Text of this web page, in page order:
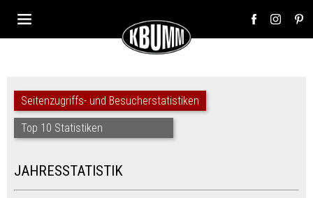
Seitenzugriffs- und Besucherstatistiken
Top 10 Statistiken
JAHRESSTATISTIK